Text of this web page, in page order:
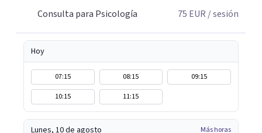
Consulta para Psicología
75 EUR / sesión
Hoy
07:15 08:15
09:15
10:15
11:15
Lunes, 10 de agosto Más horas